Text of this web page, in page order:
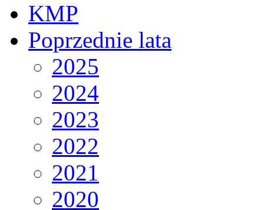
KMP
Poprzednie lata
2025
2024
2023
2022
2021
2020